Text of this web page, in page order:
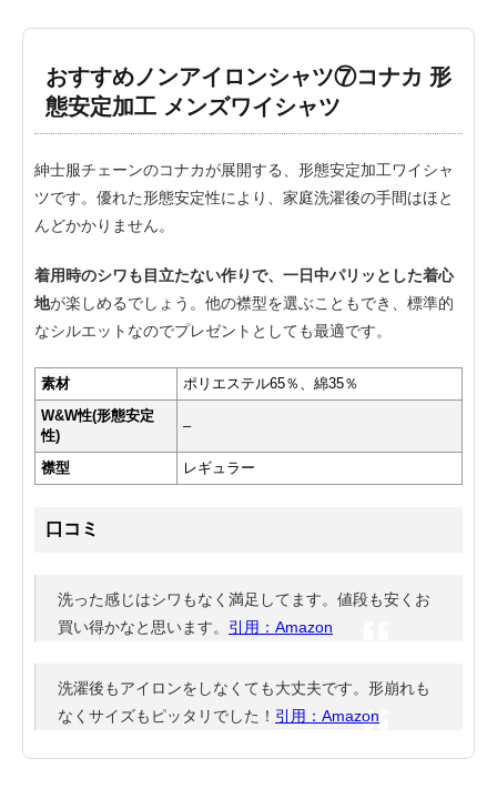
おすすめノンアイロンシャツ⑦コナカ 形
態安定加工 メンズワイシャツ
紳士服チェーンのコナカが展開する、形態安定加工ワイシャ
ツです。優れた形態安定性により、家庭洗濯後の手間はほと
んどかかりません。
着用時のシワも目立たない作りで、一日中パリッとした着心
地が楽しめるでしょう。他の襟型を選ぶこともでき、標準的
なシルエットなのでプレゼントとしても最適です。
素材
ポリエステル65％、綿35％
W&W性(形態安定
性)
–
襟型 レギュラー
口コミ
洗った感じはシワもなく満足してます。値段も安くお
買い得かなと思います。 引用：Amazon
洗濯後もアイロンをしなくても大丈夫です。形崩れも
なくサイズもピッタリでした！ 引用：Amazon